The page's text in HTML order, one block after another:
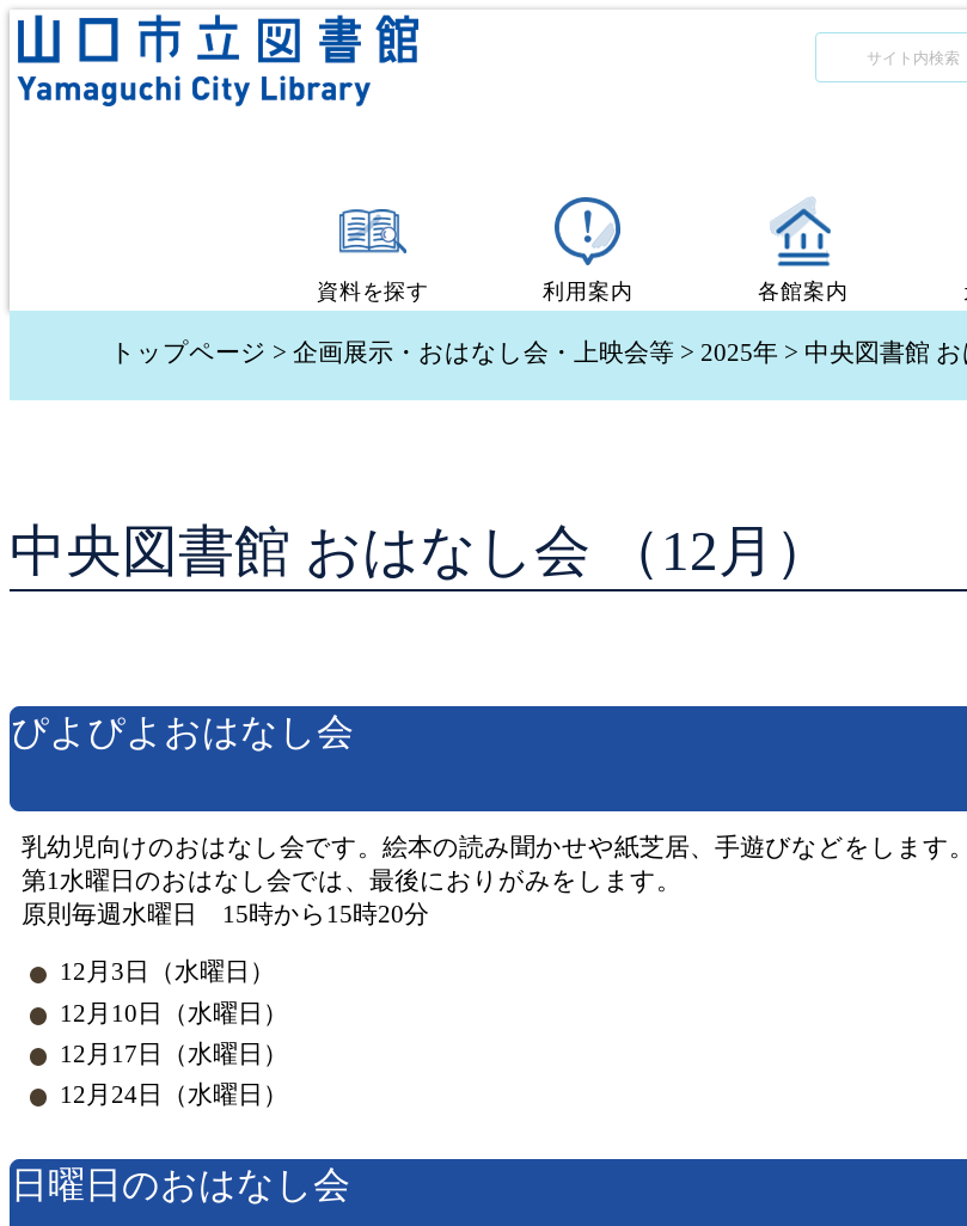
資料を探す
蔵書検索・予約
貸出ランキング
利用案内
図書館利用案内
学校図書館支援サービス
レファレンスサービス
各館案内
中央図書館
阿東図書館
トップページ > 企画展示・おはなし会・上映会等 > 2025年 > 中央図書館 お
中央図書館 おはなし会 （12月）
ぴよぴよおはなし会
乳幼児向けのおはなし会です。絵本の読み聞かせや紙芝居、手遊びなどをします。
第1水曜日のおはなし会では、最後におりがみをします。
原則毎週水曜日 15時から15時20分
12月3日（水曜日）
12月10日（水曜日）
12月17日（水曜日）
12月24日（水曜日）
日曜日のおはなし会